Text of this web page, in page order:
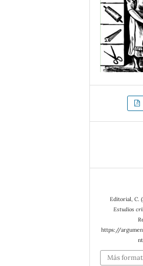
Editorial, C.
Estudios
https://
Más